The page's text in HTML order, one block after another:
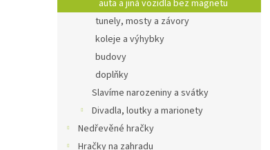
auta a jiná vozidla bez magnetu
tunely, mosty a závory
koleje a výhybky
budovy
doplňky
Slavíme narozeniny a svátky
Divadla, loutky a marionety
Nedřevěné hračky
Hračky na zahradu